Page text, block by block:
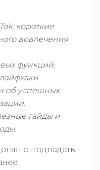
короткие
вовлечения
функций,
об успешных
гайды и
подпадать